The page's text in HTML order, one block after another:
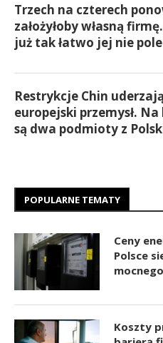
Trzech na czterech
założyłoby własną
już tak łatwo jej nie
Restrykcje Chin
europejski przemysł. Na
są dwa podmioty z
POPULARNE TEMATY
Ceny
Polsce
Koszty